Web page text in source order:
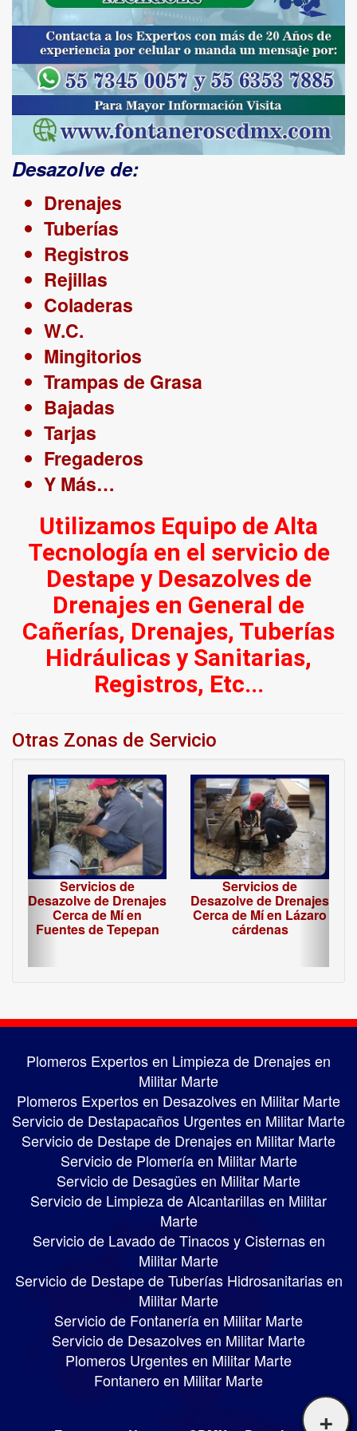
Desazolve de:
Drenajes
Tuberías
Registros
Rejillas
Coladeras
W.C.
Mingitorios
Trampas de Grasa
Bajadas
Tarjas
Fregaderos
Y Más…
Utilizamos Equipo de Alta
Tecnología en el servicio de
Destape y Desazolves de
Drenajes en General de
Cañerías, Drenajes, Tuberías
Hidráulicas y Sanitarias,
Registros, Etc...
Otras Zonas de Servicio
Servicios de
Desazolve de Drenajes
Cerca de Mí en
Fuentes de Tepepan
Servicios de
Desazolve de Drenajes
Cerca de Mí en Lázaro
cárdenas
‹ ›
Plomeros Expertos en Limpieza de Drenajes en
Militar Marte
Plomeros Expertos en Desazolves en Militar Marte
Servicio de Destapacaños Urgentes en Militar Marte
Servicio de Destape de Drenajes en Militar Marte
Servicio de Plomería en Militar Marte
Servicio de Desagües en Militar Marte
Servicio de Limpieza de Alcantarillas en Militar
Marte
Servicio de Lavado de Tinacos y Cisternas en
Militar Marte
Servicio de Destape de Tuberías Hidrosanitarias en
Militar Marte
Servicio de Fontanería en Militar Marte
Servicio de Desazolves en Militar Marte
Plomeros Urgentes en Militar Marte
Fontanero en Militar Marte
+